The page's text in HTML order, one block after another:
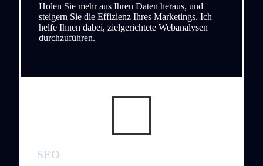
Holen Sie mehr aus Ihren Daten heraus, und
steigern Sie die Effizienz Ihres Marketings. Ich
helfe Ihnen dabei, zielgerichtete Webanalysen
durchzuführen.
SEO